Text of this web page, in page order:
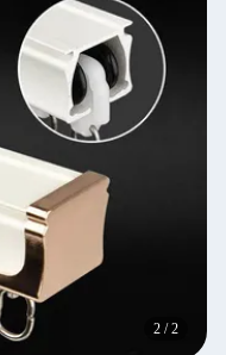
2 /2